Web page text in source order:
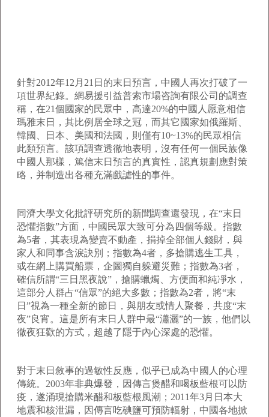
針對2012年12月21日的末日預言，中國人再次打破了一
項世界紀錄。網易援引益普索市場咨詢有限公司的調查
稱，在21個國家的民眾中，高達20%的中國人愿意相信
瑪雅末日，其比例居全球之冠，而其它國家如俄羅斯、
韓國、日本、美國和法國，則僅有10~13%的民眾相信
此類預言。該項調查透徹地表明，沒有任何一個民族像
中國人那樣，篤信末日預言的真實性，認真規劃應對策
略，并制造出各種充滿戲謔性的事件。
同濟大學文化批評研究所的新聞調查還發現，在“末日
恐懼指數”方面，中國民眾大致可分為四個等級。指數
為5者，其表現為變賣不動產，捐掉全部個人錢財，與
家人和同事含淚訣別；指數為4者，多搶購逃生工具，
或在網上購買船票，企圖獨自躲避災難；指數為3者，
確信所謂“三日黑夜說”，搶購蠟燭、方便面和純凈水，
這部分人群占“信眾”的絕大多數；指數為2者，將“末
日”視為一種全新的節日，與朋友或情人聚餐，共度“末
夜”良宵。這是所有末日人群中最“瀟灑”的一族，他們以
徹夜狂歡的方式，超越了隱于內心深處的恐懼。
對于末日敘事的過敏性反應，似乎已成為中國人的心理
傳統。2003年非典爆發，因傳言煲醋和喝板藍根可以防
疫，遂涌現搶購米醋和板藍根風潮；2011年3月日本大
地震和核泄漏，因傳言吃碘鹽可預防輻射，中國各地掀